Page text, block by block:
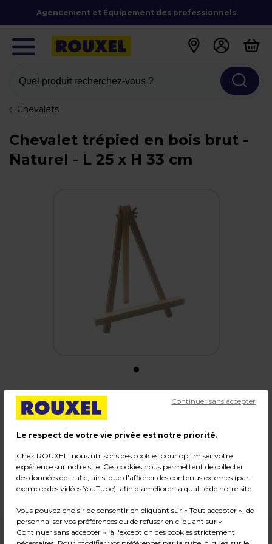
Agencement et Équipement des professionnels
Quel produit recherchez-vous ?
Chevalets
Chevalet trépied en bois brut -
Naturel - L 25 x H 33 cm
Chevalet trépied en bois brut
Code :233504
Couleur : Naturel
Matière : Bois
Dimensions : L 25 x H 33 cm
Poids : 0,12 kg
2,99€ HT
Le respect de votre vie privée est notre priorité.
Chez ROUXEL, nous utilisons des cookies pour optimiser votre
expérience sur notre site. Ces cookies nous permettent de collecter
des données de trafic, ainsi que d'afficher des contenus externes (par
exemple des vidéos YouTube), afin d'améliorer la qualité de notre site.
Vous pouvez choisir de consentir en cliquant sur « Tout accepter », de
personnaliser vos préférences ou de refuser en cliquant sur «
Continuer sans accepter », à l'exception des cookies strictement
Continuer sans accepter